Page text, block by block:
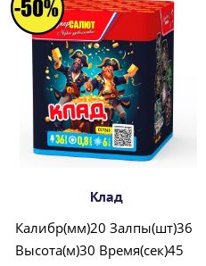
Клад
Калибр(мм)20 Залпы(шт)36
Высота(м)30 Время(сек)45